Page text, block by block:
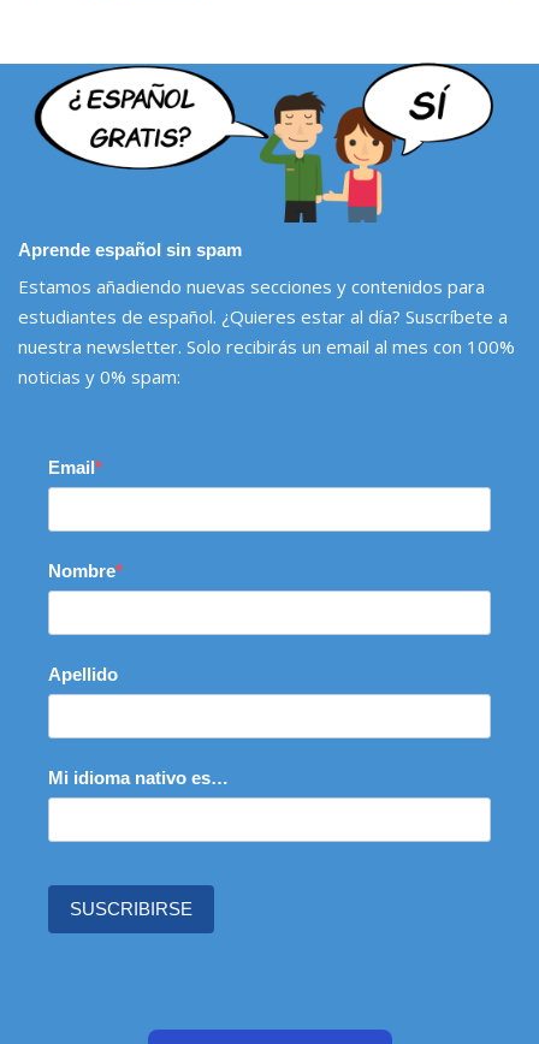
Aprende español sin spam
Estamos añadiendo nuevas secciones y contenidos para
estudiantes de español. ¿Quieres estar al día? Suscríbete a
nuestra newsletter. Solo recibirás un email al mes con 100%
noticias y 0% spam:
Email
Nombre
Apellido
Mi idioma nativo es…
SUSCRIBIRSE